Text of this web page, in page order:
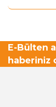
E-Bülten
haberiniz